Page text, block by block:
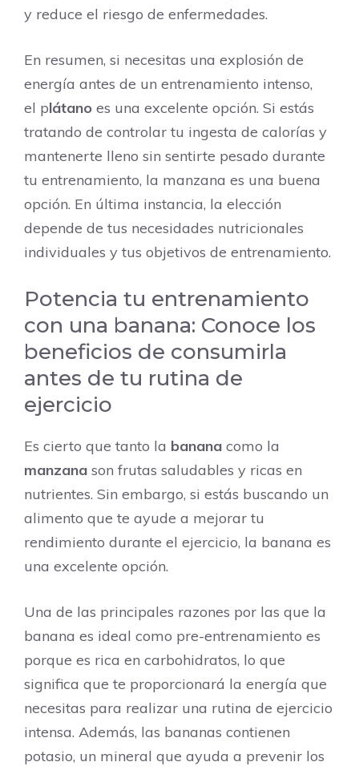
y reduce el riesgo de enfermedades.
En resumen, si necesitas una explosión de
energía antes de un entrenamiento intenso,
el plátano es una excelente opción. Si estás
tratando de controlar tu ingesta de calorías y
mantenerte lleno sin sentirte pesado durante
tu entrenamiento, la manzana es una buena
opción. En última instancia, la elección
depende de tus necesidades nutricionales
individuales y tus objetivos de entrenamiento.
Potencia tu entrenamiento
con una banana: Conoce los
beneficios de consumirla
antes de tu rutina de
ejercicio
Es cierto que tanto la banana como la
manzana son frutas saludables y ricas en
nutrientes. Sin embargo, si estás buscando un
alimento que te ayude a mejorar tu
rendimiento durante el ejercicio, la banana es
una excelente opción.
Una de las principales razones por las que la
banana es ideal como pre-entrenamiento es
porque es rica en carbohidratos, lo que
significa que te proporcionará la energía que
necesitas para realizar una rutina de ejercicio
intensa. Además, las bananas contienen
potasio, un mineral que ayuda a prevenir los